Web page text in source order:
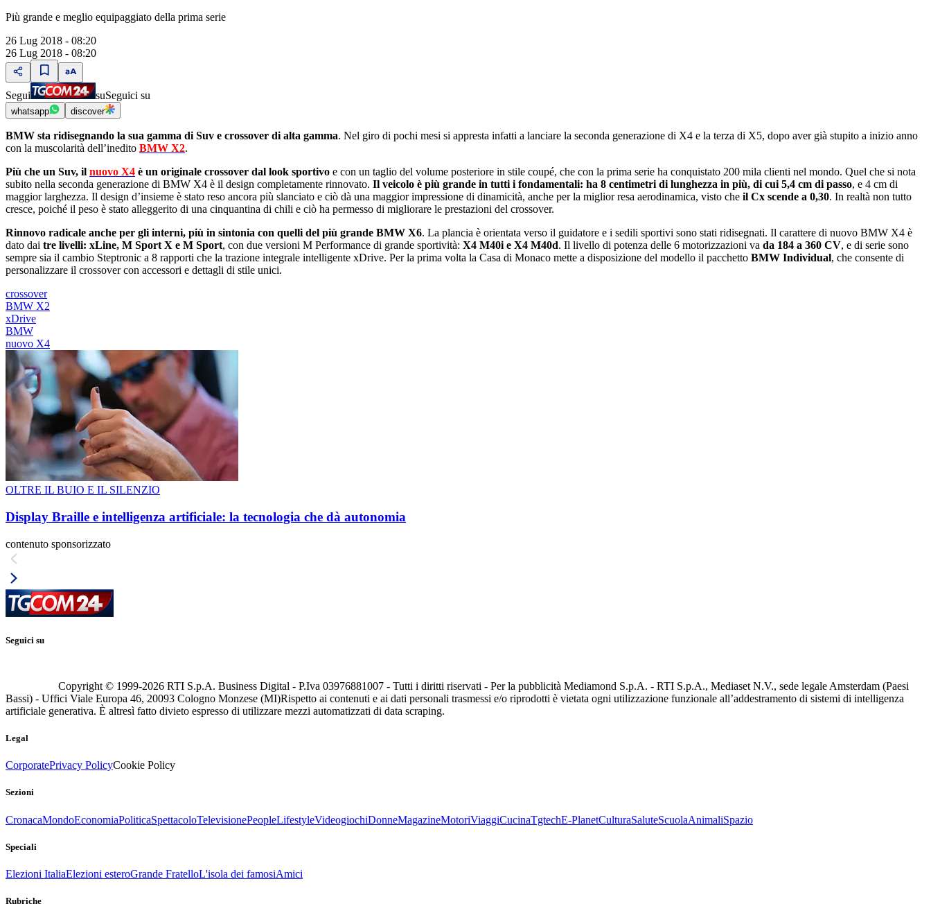
Più grande e meglio equipaggiato della prima serie
26 Lug 2018 - 08:20
26 Lug 2018 - 08:20
Segui suSeguici su
whatsapp discover
BMW sta ridisegnando la sua gamma di Suv e crossover di alta gamma. Nel giro di pochi mesi si appresta infatti a lanciare la seconda generazione di X4 e la terza di X5, dopo aver già stupito a inizio anno
con la muscolarità dellʼinedito BMW X2.
Più che un Suv, il nuovo X4 è un originale crossover dal look sportivo e con un taglio del volume posteriore in stile coupé, che con la prima serie ha conquistato 200 mila clienti nel mondo. Quel che si nota
subito nella seconda generazione di BMW X4 è il design completamente rinnovato. Il veicolo è più grande in tutti i fondamentali: ha 8 centimetri di lunghezza in più, di cui 5,4 cm di passo, e 4 cm di
maggior larghezza. Il design dʼinsieme è stato reso ancora più slanciato e ciò dà una maggior impressione di dinamicità, anche per la miglior resa aerodinamica, visto che il Cx scende a 0,30. In realtà non tutto
cresce, poiché il peso è stato alleggerito di una cinquantina di chili e ciò ha permesso di migliorare le prestazioni del crossover.
Rinnovo radicale anche per gli interni, più in sintonia con quelli del più grande BMW X6. La plancia è orientata verso il guidatore e i sedili sportivi sono stati ridisegnati. Il carattere di nuovo BMW X4 è
dato dai tre livelli: xLine, M Sport X e M Sport, con due versioni M Performance di grande sportività: X4 M40i e X4 M40d. Il livello di potenza delle 6 motorizzazioni va da 184 a 360 CV, e di serie sono
sempre sia il cambio Steptronic a 8 rapporti che la trazione integrale intelligente xDrive. Per la prima volta la Casa di Monaco mette a disposizione del modello il pacchetto BMW Individual, che consente di
personalizzare il crossover con accessori e dettagli di stile unici.
crossover
BMW X2
xDrive
BMW
nuovo X4
OLTRE IL BUIO E IL SILENZIO
Display Braille e intelligenza artificiale: la tecnologia che dà autonomia
contenuto sponsorizzato
Seguici su
Copyright © 1999-2026 RTI S.p.A. Business Digital - P.Iva 03976881007 - Tutti i diritti riservati - Per la pubblicità Mediamond S.p.A. - RTI S.p.A., Mediaset N.V., sede legale Amsterdam (Paesi
Bassi) - Uffici Viale Europa 46, 20093 Cologno Monzese (MI)Rispetto ai contenuti e ai dati personali trasmessi e/o riprodotti è vietata ogni utilizzazione funzionale all’addestramento di sistemi di intelligenza
artificiale generativa. È altresì fatto divieto espresso di utilizzare mezzi automatizzati di data scraping.
Legal
CorporatePrivacy PolicyCookie Policy
Sezioni
CronacaMondoEconomiaPoliticaSpettacoloTelevisionePeopleLifestyleVideogiochiDonneMagazineMotoriViaggiCucinaTgtechE-PlanetCulturaSaluteScuolaAnimaliSpazio
Speciali
Elezioni ItaliaElezioni esteroGrande FratelloL'isola dei famosiAmici
Rubriche